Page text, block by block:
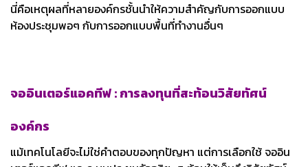
นี่คือเหตุผลที่หลายองค์กรชั้นนำให้ความสำคัญกับการออกแบบ
ห้องประชุมพอๆ กับการออกแบบพื้นที่ทำงานอื่นๆ
จออินเตอร์แอคทีฟ : การลงทุนที่สะท้อนวิสัยทัศน์
องค์กร
แม้เทคโนโลยีจะไม่ใช่คำตอบของทุกปัญหา แต่การเลือกใช้ จออิน